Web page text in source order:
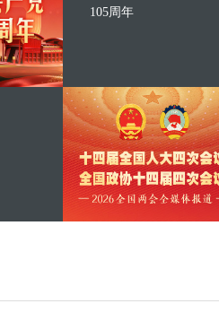
105周年